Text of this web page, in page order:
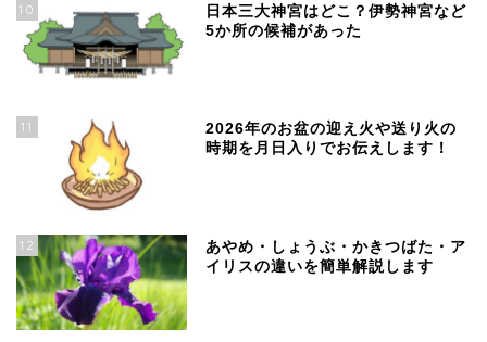
10
日本三大神宮はどこ？伊勢神宮など
5か所の候補があった
11
2026年のお盆の迎え火や送り火の
時期を月日入りでお伝えします！
12
あやめ・しょうぶ・かきつばた・ア
イリスの違いを簡単解説します